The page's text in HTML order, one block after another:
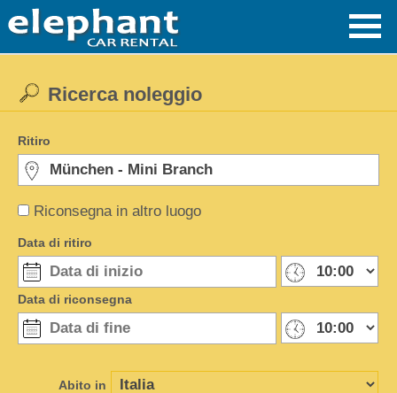
Riconsegna in altro luogo
Ricerca noleggio
Ritiro
Data di ritiro
Data di riconsegna
Abito in